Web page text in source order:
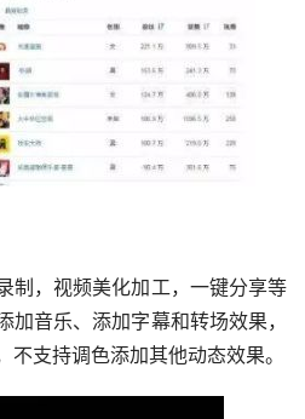
制，视频美化加工，一键分享等
音乐、添加字幕和转场效果，
支持调色添加其他动态效果。